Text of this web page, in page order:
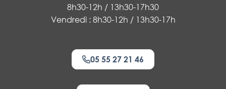
8h30-12h / 13h30-17h30
Vendredi : 8h30-12h / 13h30-17h
05 55 27 21 46